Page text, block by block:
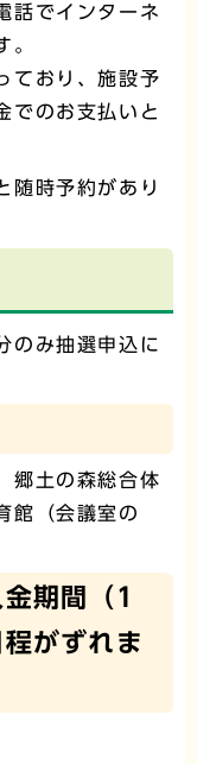
話でインターネ
。
ており、施設予
でのお支払いと
随時予約があり
のみ抽選申込に
郷土の森総合体
館（会議室の
期間（1
がずれま